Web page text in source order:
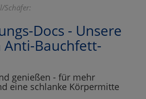
Schäfer:
Docs - Unsere
Anti-Bauchfett-
genießen - für mehr
eine schlanke Körpermitte
Cookies
Alle Akzeptieren